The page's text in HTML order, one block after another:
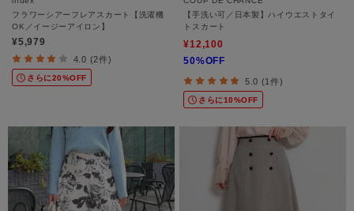
フラワーシアーフレアスカート【洗濯機
OK／イージーアイロン】
¥5,979
4.0 (2件)
さらに20%OFF
【手洗い可／日本製】ハイウエストタイ
トスカート
¥12,100
50%OFF
5.0 (1件)
さらに10%OFF